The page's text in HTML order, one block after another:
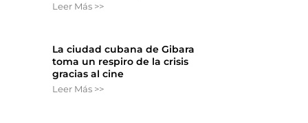
Leer Más >>
La ciudad cubana de Gibara
toma un respiro de la crisis
gracias al cine
Leer Más >>